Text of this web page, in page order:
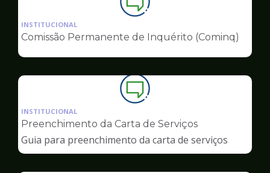
Ilustração
da
pagina
Ouvidoria
INSTITUCIONAL
Comissão Permanente de Inquérito (Cominq)
Ilustração
da
pagina
de
Ouvidoria
INSTITUCIONAL
Preenchimento da Carta de Serviços
Guia para preenchimento da carta de serviços